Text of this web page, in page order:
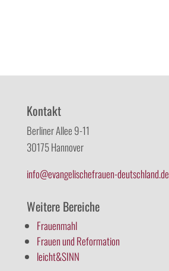
Kontakt
Berliner Allee 9-11
30175 Hannover
info@evangelischefrauen-deutschland.de
Weitere Bereiche
Frauenmahl
Frauen und Reformation
leicht&SINN